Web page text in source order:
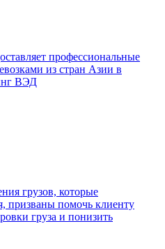
профессиональные
из стран Азии в
ВЭД
грузов, которые
призваны помочь клиенту
груза и понизить